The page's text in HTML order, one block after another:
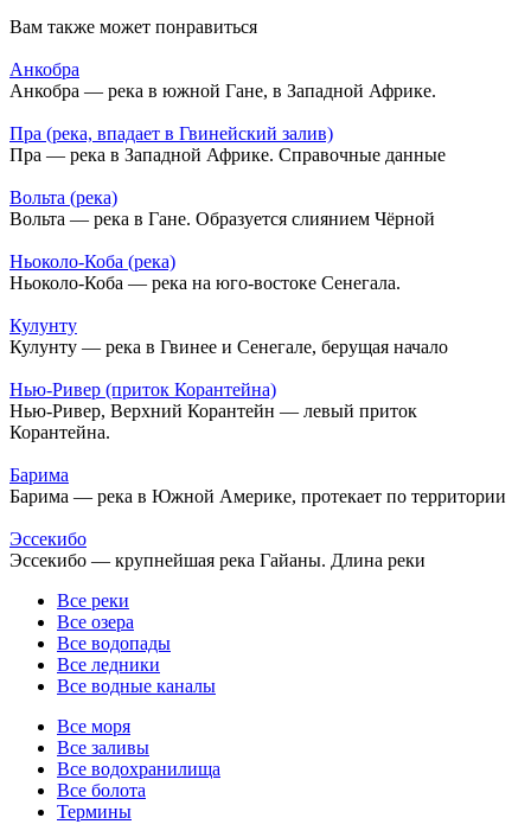
Вам также может понравиться
Анкобра
Анкобра — река в южной Гане, в Западной Африке.
Пра (река, впадает в Гвинейский залив)
Пра — река в Западной Африке. Справочные данные
Вольта (река)
Вольта — река в Гане. Образуется слиянием Чёрной
Ньоколо-Коба (река)
Ньоколо-Коба — река на юго-востоке Сенегала.
Кулунту
Кулунту — река в Гвинее и Сенегале, берущая начало
Нью-Ривер (приток Корантейна)
Нью-Ривер, Верхний Корантейн — левый приток
Корантейна.
Барима
Барима — река в Южной Америке, протекает по территории
Эссекибо
Эссекибо — крупнейшая река Гайаны. Длина реки
Все реки
Все озера
Все водопады
Все ледники
Все водные каналы
Все моря
Все заливы
Все водохранилища
Все болота
Термины